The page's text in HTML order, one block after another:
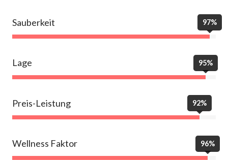
Sauberkeit 97%
Lage 95%
Preis-Leistung 92%
Wellness Faktor 96%